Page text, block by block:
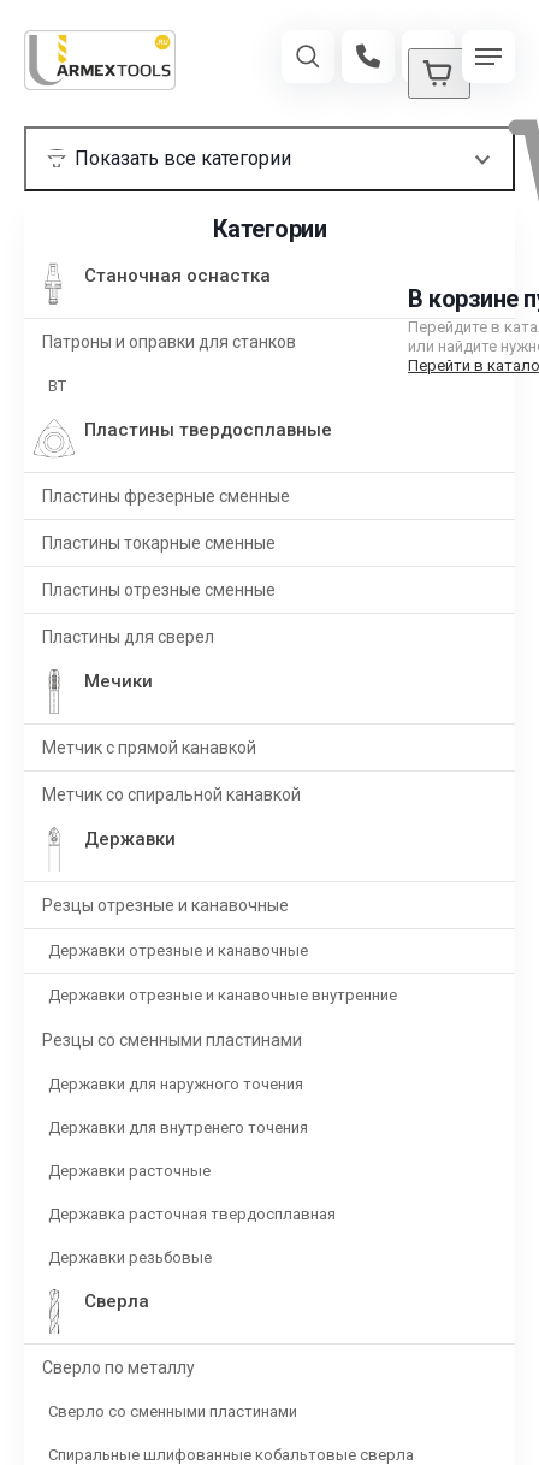
В корзине
Перейдите в
или найдите
Перейти в
Категории
Станочная оснастка
Патроны и оправки для станков
BT
Пластины твердосплавные
Пластины фрезерные сменные
Пластины токарные сменные
Пластины отрезные сменные
Пластины для сверел
Мечики
Метчик с прямой канавкой
Метчик со спиральной канавкой
Державки
Резцы отрезные и канавочные
Державки отрезные и канавочные
Державки отрезные и канавочные внутренние
Резцы со сменными пластинами
Державки для наружного точения
Державки для внутренего точения
Державки расточные
Державка расточная твердосплавная
Державки резьбовые
Сверла
Сверло по металлу
Сверло со сменными пластинами
Спиральные шлифованные кобальтовые сверла